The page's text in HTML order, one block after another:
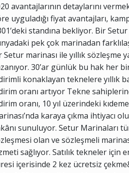
avantajlarının detaylarını
uyguladığı fiyat avantajları,
standına bekliyor. Bir Setur
pek çok marinadan
Setur marinası ile yıllık sözleşme
30’ar günlük bu hak her
konaklayan teknelere yıllık
oranı artıyor Tekne
oranı, 10 yıl üzerindeki
karaya çıkma
sunuluyor. Setur Marinaları
olan ve sözleşmeli
sağlıyor. Satılık tekneler için
içerisinde 2 kez ücretsiz